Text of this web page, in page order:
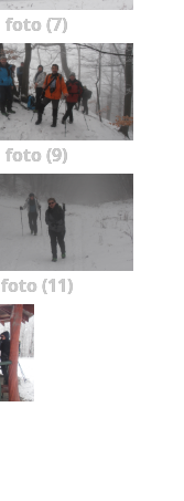
foto (7)
foto (9)
foto (11)